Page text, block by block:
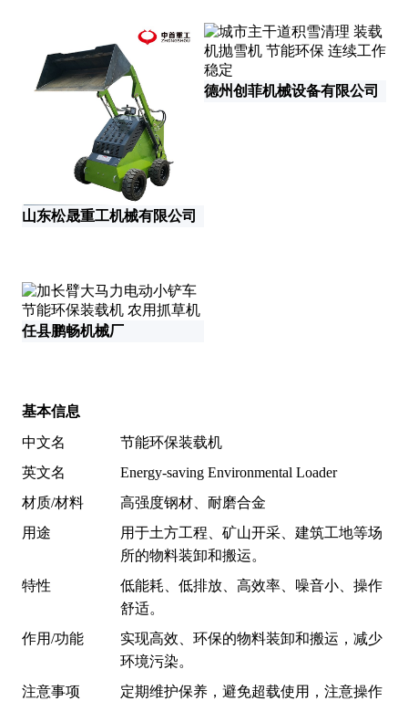
山东松晟重工机械有限公司
德州创菲机械设备有限公司
任县鹏畅机械厂
基本信息
中文名
节能环保装载机
英文名
Energy-saving Environmental Loader
材质/材料
高强度钢材、耐磨合金
用途
用于土方工程、矿山开采、建筑工地等场
所的物料装卸和搬运。
特性
低能耗、低排放、高效率、噪音小、操作
舒适。
作用/功能
实现高效、环保的物料装卸和搬运，减少
环境污染。
注意事项
定期维护保养，避免超载使用，注意操作